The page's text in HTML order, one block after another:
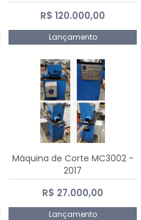
R$ 120.000,00
Lançamento
Máquina de Corte MC3002 -
2017
R$ 27.000,00
Lançamento